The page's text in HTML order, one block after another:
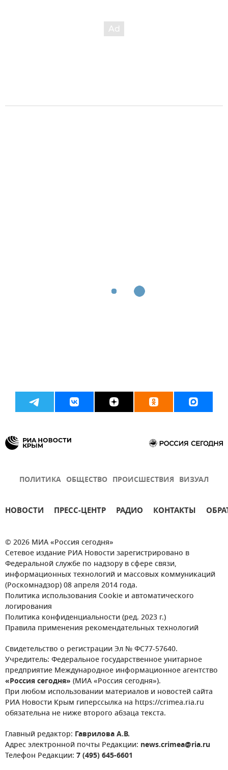
ПОЛИТИКА ОБЩЕСТВО ПРОИСШЕСТВИЯ ВИЗУАЛ
НОВОСТИ ПРЕСС-ЦЕНТР РАДИО КОНТАКТЫ
© 2026 МИА «Россия сегодня»
Сетевое издание РИА Новости зарегистрировано в
Федеральной службе по надзору в сфере связи,
информационных технологий и массовых коммуникаций
(Роскомнадзор) 08 апреля 2014 года.
Политика использования Cookie и автоматического
логирования
Политика конфиденциальности (ред. 2023 г.)
Правила применения рекомендательных технологий
Свидетельство о регистрации Эл № ФС77-57640.
Учредитель: Федеральное государственное унитарное
предприятие Международное информационное агентство
«Россия сегодня» (МИА «Россия сегодня»).
При любом использовании материалов и новостей сайта
РИА Новости Крым гиперссылка на https://crimea.ria.ru
обязательна не ниже второго абзаца текста.
Главный редактор: Гаврилова А.В.
Адрес электронной почты Редакции: news.crimea@ria.ru
Телефон Редакции: 7 (495) 645-6601